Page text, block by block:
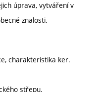
úprava, vytváření v
znalosti.
charakteristika ker.
střepu.